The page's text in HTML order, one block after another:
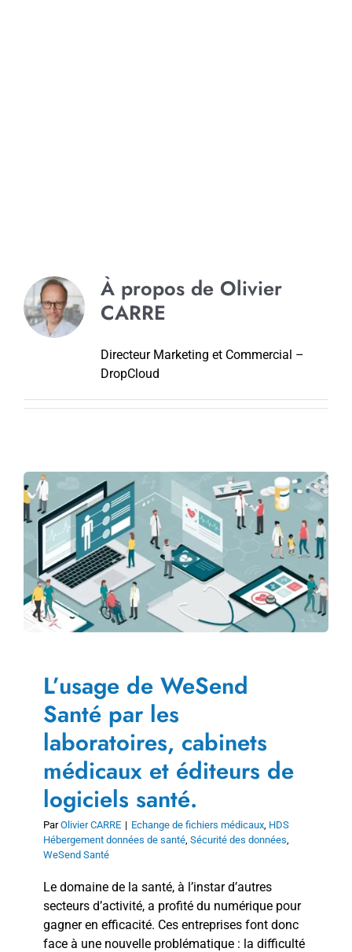
À propos de Olivier
CARRE
Directeur Marketing et Commercial –
DropCloud
L’usage de WeSend
Santé par les
laboratoires, cabinets
médicaux et éditeurs de
logiciels santé.
ParOlivier CARRE | Echange de fichiers médicaux HDS
Hébergement données de santé Sécurité des données
WeSend Santé
Le domaine de la santé, à l’instar d’autres
secteurs d’activité, a profité du numérique pour
gagner en efficacité. Ces entreprises font donc
face à une nouvelle problématique : la difficulté